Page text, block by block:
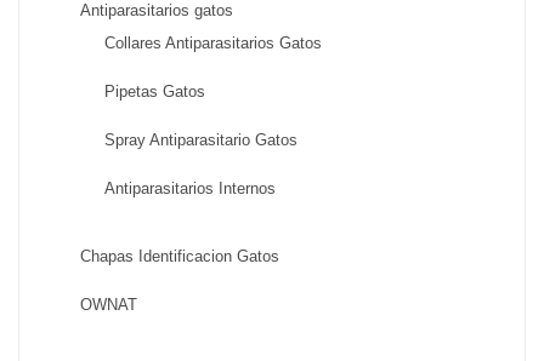
Antiparasitarios gatos
Collares Antiparasitarios Gatos
Pipetas Gatos
Spray Antiparasitario Gatos
Antiparasitarios Internos
Chapas Identificacion Gatos
OWNAT